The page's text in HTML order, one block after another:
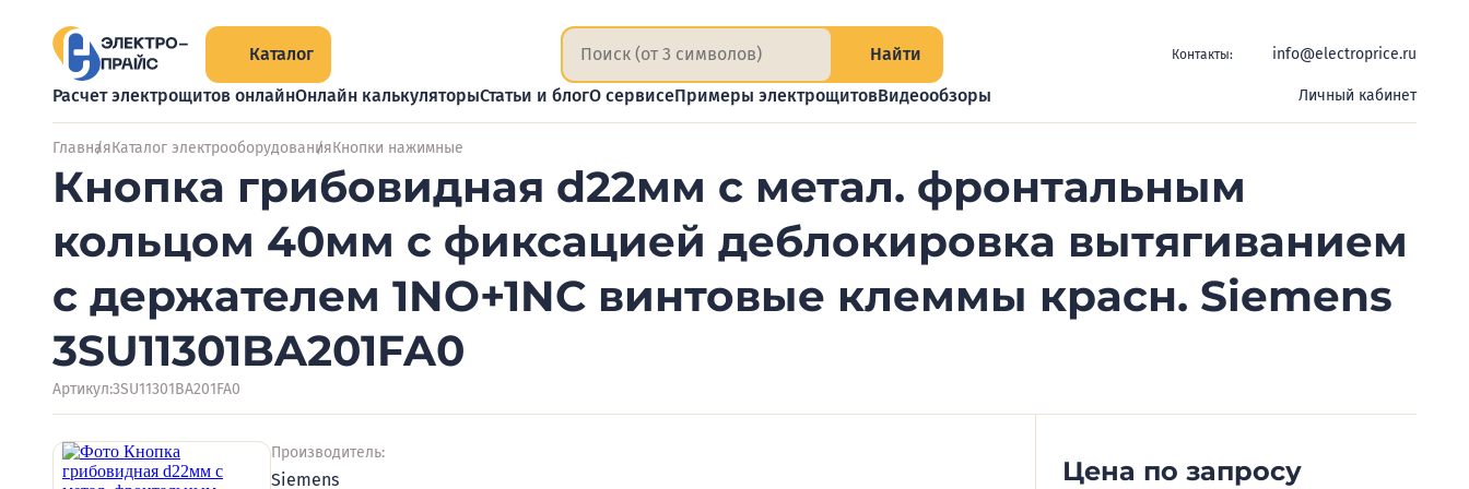
Каталог Найти Контакты: info@electroprice.ru
Расчет электрощитов онлайнОнлайн калькуляторыСтатьи и блогО сервисеПримеры электрощитовВидеообзоры Личный кабинет
ГлавнаяКаталог электрооборудованияКнопки нажимные
Кнопка грибовидная d22мм с метал. фронтальным
кольцом 40мм с фиксацией деблокировка вытягиванием
с держателем 1NO+1NC винтовые клеммы красн. Siemens
3SU11301BA201FA0
Артикул:3SU11301BA201FA0
Производитель:
Siemens Цена по запросу